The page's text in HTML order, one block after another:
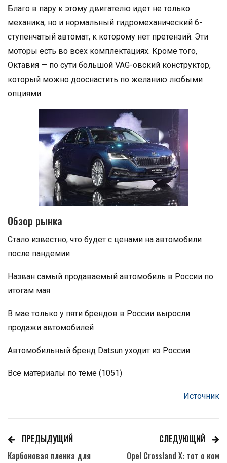
Благо в пару к этому двигателю идет не только
механика, но и нормальный гидромеханический 6-
ступенчатый автомат, к которому нет претензий. Эти
моторы есть во всех комплектациях. Кроме того,
Октавия — по сути большой VAG-овский конструктор,
который можно дооснастить по желанию любыми
опциями.
Обзор рынка
Стало известно, что будет с ценами на автомобили
после пандемии
Назван самый продаваемый автомобиль в России по
итогам мая
В мае только у пяти брендов в России выросли
продажи автомобилей
Автомобильный бренд Datsun уходит из России
Все материалы по теме (1051)
Источник
ПРЕДЫДУЩИЙ
Карбоновая пленка для
СЛЕДУЮЩИЙ
Opel Crossland X: тот о ком